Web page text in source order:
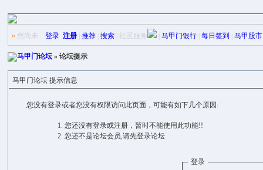
» 您尚未登录 注册 |推荐 |搜索 社区服务 |马甲门银行 |每日签到 |马甲股市
马甲门论坛 » 论坛提示
马甲门论坛 提示信息
您没有登录或者您没有权限访问此页面，可能有如下几个原因:
您还没有登录或注册，暂时不能使用此功能!!
您还不是论坛会员,请先登录论坛
登录